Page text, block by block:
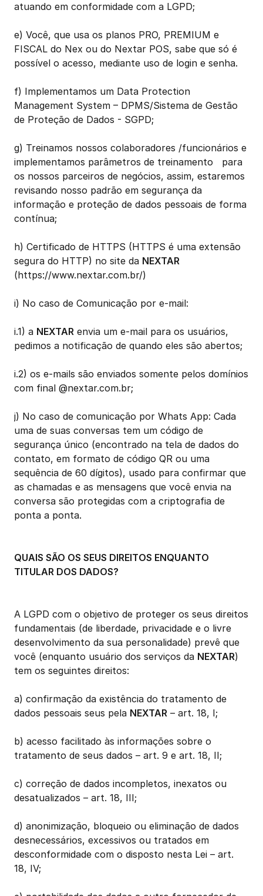
atuando em conformidade com a LGPD;
e) Você, que usa os planos PRO, PREMIUM e
FISCAL do Nex ou do Nextar POS, sabe que só é
possível o acesso, mediante uso de login e senha.
f) Implementamos um Data Protection
Management System – DPMS/Sistema de Gestão
de Proteção de Dados - SGPD;
g) Treinamos nossos colaboradores /funcionários e
implementamos parâmetros de treinamento   para
os nossos parceiros de negócios, assim, estaremos
revisando nosso padrão em segurança da
informação e proteção de dados pessoais de forma
contínua;
h) Certificado de HTTPS (HTTPS é uma extensão
segura do HTTP) no site da NEXTAR
(https://www.nextar.com.br/)
i) No caso de Comunicação por e-mail:
i.1) a NEXTAR envia um e-mail para os usuários,
pedimos a notificação de quando eles são abertos;
i.2) os e-mails são enviados somente pelos domínios
com final @nextar.com.br;
j) No caso de comunicação por Whats App: Cada
uma de suas conversas tem um código de
segurança único (encontrado na tela de dados do
contato, em formato de código QR ou uma
sequência de 60 dígitos), usado para confirmar que
as chamadas e as mensagens que você envia na
conversa são protegidas com a criptografia de
ponta a ponta.
QUAIS SÃO OS SEUS DIREITOS ENQUANTO
TITULAR DOS DADOS?
A LGPD com o objetivo de proteger os seus direitos
fundamentais (de liberdade, privacidade e o livre
desenvolvimento da sua personalidade) prevê que
você (enquanto usuário dos serviços da NEXTAR)
tem os seguintes direitos:
a) confirmação da existência do tratamento de
dados pessoais seus pela NEXTAR – art. 18, I;
b) acesso facilitado às informações sobre o
tratamento de seus dados – art. 9 e art. 18, II;
c) correção de dados incompletos, inexatos ou
desatualizados – art. 18, III;
d) anonimização, bloqueio ou eliminação de dados
desnecessários, excessivos ou tratados em
desconformidade com o disposto nesta Lei – art.
18, IV;